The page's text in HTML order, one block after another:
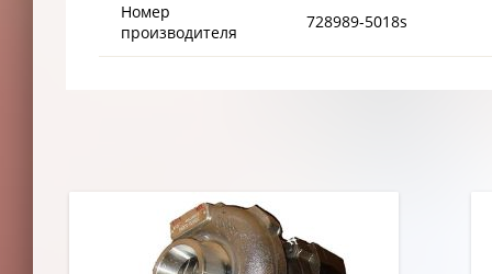
Номер
производителя
728989-5018s